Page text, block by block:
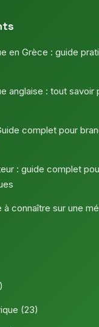
en Grèce : guide
anglaise : tout savoir
complet pour
: guide complet
à connaître sur une
(23)